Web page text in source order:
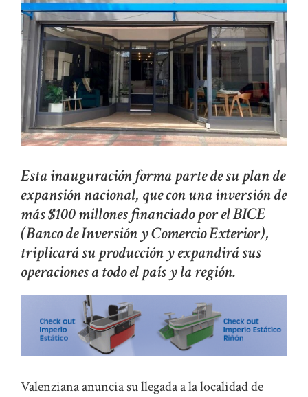
Esta inauguración forma parte de su plan de
expansión nacional, que con una inversión de
más $100 millones financiado por el BICE
(Banco de Inversión y Comercio Exterior),
triplicará su producción y expandirá sus
operaciones a todo el país y la región.
Valenziana anuncia su llegada a la localidad de